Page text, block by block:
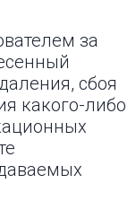
за
сбоя
какого-либо